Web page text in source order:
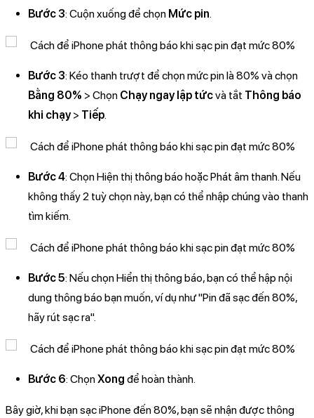
Bước 3: Cuộn xuống để chọn Mức pin.
Bước 3: Kéo thanh trượt để chọn mức pin là 80% và chọn
Bằng 80% > Chọn Chạy ngay lập tứcvà tắt Thông báo
khi chạy> Tiếp.
Bước 4: Chọn Hiện thị thông báo hoặc Phát âm thanh. Nếu
không thấy 2 tuỳ chọn này, bạn có thể nhập chúng vào thanh
tìm kiếm.
Bước 5: Nếu chọn Hiển thị thông báo, bạn có thể hập nội
dung thông báo bạn muốn, ví dụ như "Pin đã sạc đến 80%,
hãy rút sạc ra".
Bước 6: ChọnXong để hoàn thành.
Bây giờ, khi bạn sạc iPhone đến 80%, bạn sẽ nhận được thông